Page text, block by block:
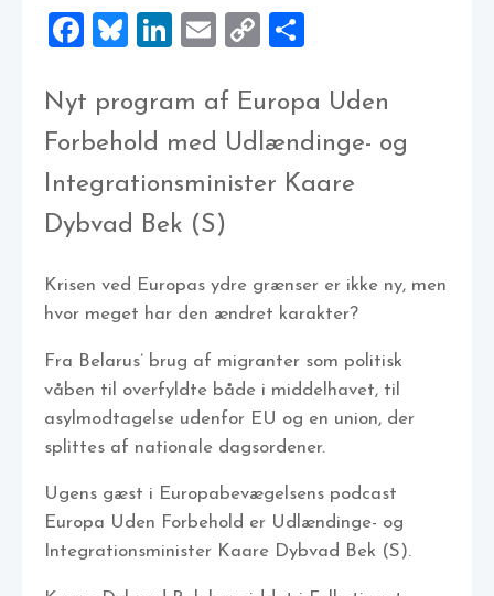
Facebook
Bluesky
LinkedIn
EmailCopy
Nyt program af Europa Uden
Forbehold med Udlændinge- og
Integrationsminister Kaare
Dybvad Bek (S)
Krisen ved Europas ydre grænser er ikke ny, men
hvor meget har den ændret karakter?
Fra Belarus’ brug af migranter som politisk
våben til overfyldte både i middelhavet, til
asylmodtagelse udenfor EU og en union, der
splittes af nationale dagsordener.
Ugens gæst i Europabevægelsens podcast
Europa Uden Forbehold er Udlændinge- og
Integrationsminister Kaare Dybvad Bek (S).